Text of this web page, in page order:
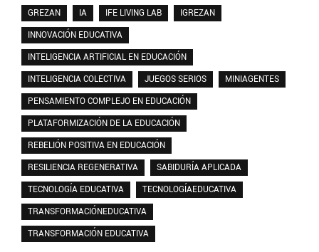
GREZAN
IA IFE LIVING LAB
IGREZAN
INNOVACIÓN EDUCATIVA
INTELIGENCIA ARTIFICIAL EN EDUCACIÓN
INTELIGENCIA COLECTIVA
JUEGOS SERIOS
MINIAGENTES
PENSAMIENTO COMPLEJO EN EDUCACIÓN
PLATAFORMIZACIÓN DE LA EDUCACIÓN
REBELIÓN POSITIVA EN EDUCACIÓN
RESILIENCIA REGENERATIVA
SABIDURÍA APLICADA
TECNOLOGÍA EDUCATIVA
TECNOLOGÍAEDUCATIVA
TRANSFORMACIÓNEDUCATIVA
TRANSFORMACIÓN EDUCATIVA